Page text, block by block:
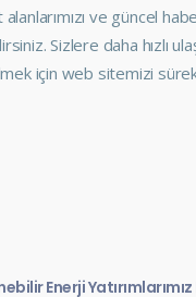
ve güncel
Sizlere daha hızlı
için web sitemizi
Enerji